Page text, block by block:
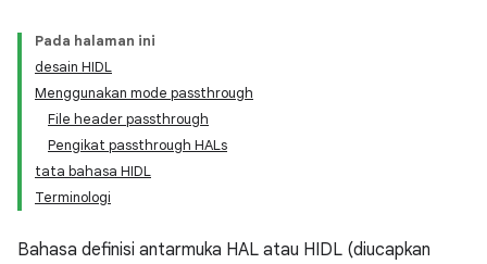
Pada halaman ini
desain HIDL
Menggunakan mode passthrough
File header passthrough
Pengikat passthrough HALs
tata bahasa HIDL
Terminologi
Bahasa definisi antarmuka HAL atau HIDL (diucapkan